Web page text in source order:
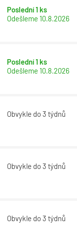
Poslední 1 ks
Odešleme 10.8.2026
Poslední 1 ks
Odešleme 10.8.2026
Obvykle do 3 týdnů
Obvykle do 3 týdnů
Obvykle do 3 týdnů